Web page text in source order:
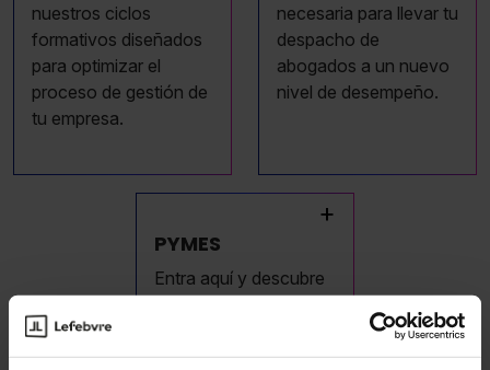
nuestros ciclos
formativos diseñados
para optimizar el
proceso de gestión de
tu empresa.
necesaria para llevar tu
despacho de
abogados a un nuevo
nivel de desempeño.
+
PYMES
Entra aquí y descubre
y medianas empresas.